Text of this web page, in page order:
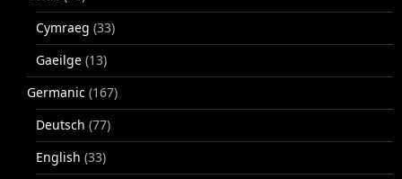
Cymraeg (33)
Gaeilge (13)
Germanic (167)
Deutsch (77)
English (33)